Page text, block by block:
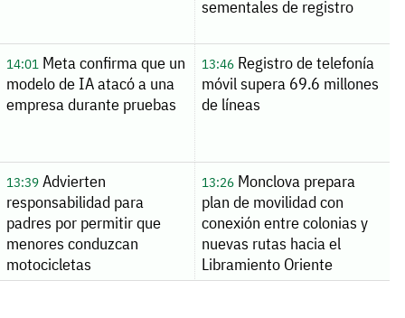
sementales de registro
14:01Meta confirma que un
modelo de IA atacó a una
empresa durante pruebas
13:46Registro de telefonía
móvil supera 69.6 millones
de líneas
13:39Advierten
responsabilidad para
padres por permitir que
menores conduzcan
motocicletas
13:26Monclova prepara
plan de movilidad con
conexión entre colonias y
nuevas rutas hacia el
Libramiento Oriente